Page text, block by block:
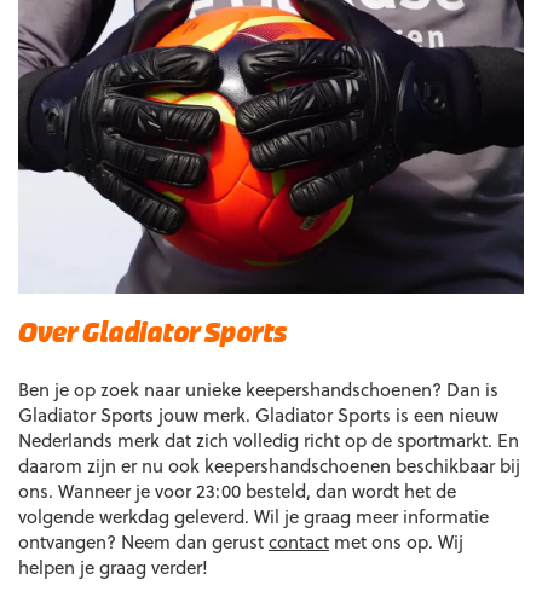
Over Gladiator Sports
Ben je op zoek naar unieke keepershandschoenen? Dan is
Gladiator Sports jouw merk. Gladiator Sports is een nieuw
Nederlands merk dat zich volledig richt op de sportmarkt. En
daarom zijn er nu ook keepershandschoenen beschikbaar bij
ons. Wanneer je voor 23:00 besteld, dan wordt het de
volgende werkdag geleverd. Wil je graag meer informatie
ontvangen? Neem dan gerustcontact met ons op. Wij
helpen je graag verder!